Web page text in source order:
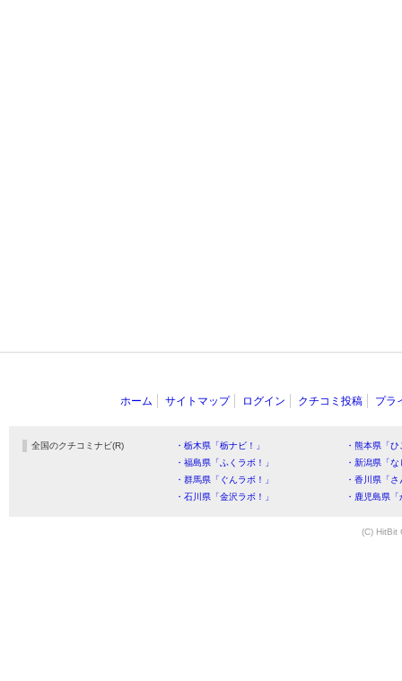
ホーム サイトマップ ログイン クチコミ投稿 プラ
全国のクチコミナビ(R) ・栃木県「栃ナビ！」
・熊本県「
・福島県「ふくラボ！」
・新潟県「
・群馬県「ぐんラボ！」
・香川県「
・石川県「金沢ラボ！」
・鹿児島県
(C) HitBit